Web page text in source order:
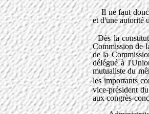
Il ne faut donc
et d'une autorité
Dès la
Commission de
de la
délégué à
mutualiste du
les importants
vice-président
aux congrès-